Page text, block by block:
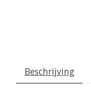
Beschrijving